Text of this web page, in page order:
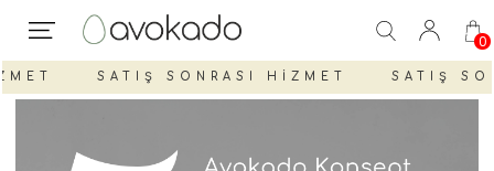
0
SATIŞ SONRASI HİZMET SATIŞ